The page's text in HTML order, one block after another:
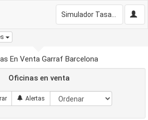
En Venta Garraf Barcelona
Oficinas en venta